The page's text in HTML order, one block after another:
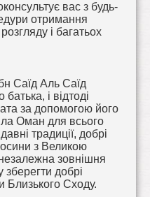
вас з будь-
отримання
і багатьох
Саїд Аль Саїд
і відтоді
за допомогою його
Оман для всього
традиції, добрі
з Великою
зовнішня
зберегти добрі
Близького Сходу.